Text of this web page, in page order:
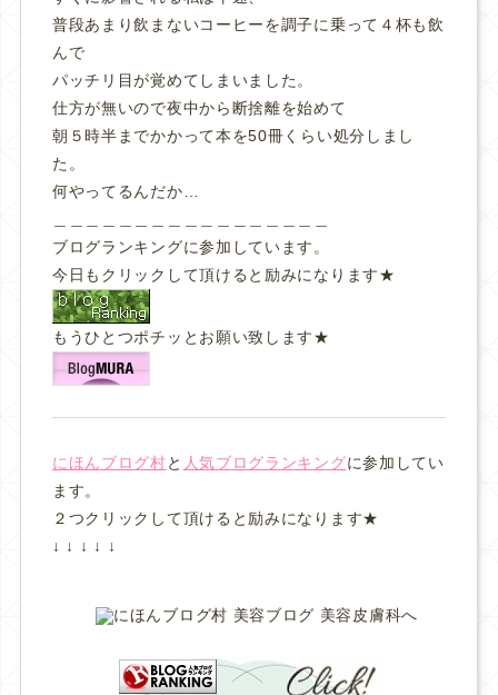
普段あまり飲まないコーヒーを調子に乗って４杯も飲
んで
パッチリ目が覚めてしまいました。
仕方が無いので夜中から断捨離を始めて
朝５時半までかかって本を50冊くらい処分しまし
た。
何やってるんだか…
ブログランキングに参加しています。
今日もクリックして頂けると励みになります★
もうひとつポチッとお願い致します★
にほんブログ村と 人気ブログランキングに参加してい
ます。
２つクリックして頂けると励みになります★
↓ ↓ ↓ ↓ ↓